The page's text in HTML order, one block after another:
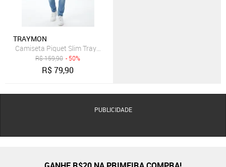
TRAYMON
R$159,90 - 50%
R$79,90
PUBLICIDADE